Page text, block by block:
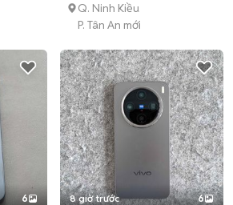
Q. Ninh Kiều
P. Tân An mới
6 8 giờ trước 6